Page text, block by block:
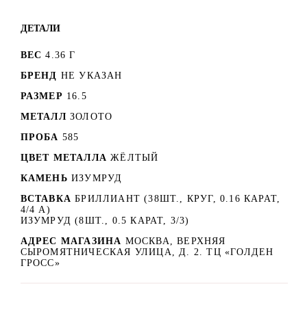
ДЕТАЛИ
ВЕС 4.36 Г
БРЕНД НЕ УКАЗАН
РАЗМЕР 16.5
МЕТАЛЛ ЗОЛОТО
ПРОБА 585
ЦВЕТ МЕТАЛЛА ЖЁЛТЫЙ
КАМЕНЬ ИЗУМРУД
ВСТАВКА БРИЛЛИАНТ (38ШТ., КРУГ, 0.16 КАРАТ,
4/4 А)
ИЗУМРУД (8ШТ., 0.5 КАРАТ, 3/3)
АДРЕС МАГАЗИНА МОСКВА, ВЕРХНЯЯ
СЫРОМЯТНИЧЕСКАЯ УЛИЦА, Д. 2. ТЦ «ГОЛДЕН
ГРОСС»